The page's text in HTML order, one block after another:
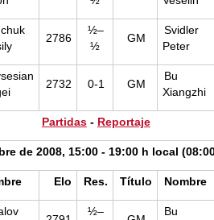
2786
½–
½
GM
Svidler
Peter
2732 0-1 GM
Bu
Xiangzhi
Partidas- Reportaje
de 2008, 15:00 - 19:00 h local
Elo Res. Título Nombre
½–
Bu